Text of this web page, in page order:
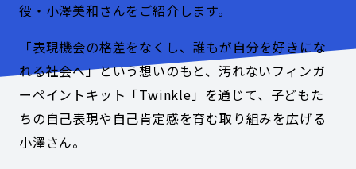
役・小澤美和さんをご紹介します。
「表現機会の格差をなくし、誰もが自分を好きにな
れる社会へ」という想いのもと、汚れないフィンガ
ーペイントキット「Twinkle」を通じて、子どもた
ちの自己表現や自己肯定感を育む取り組みを広げる
小澤さん。